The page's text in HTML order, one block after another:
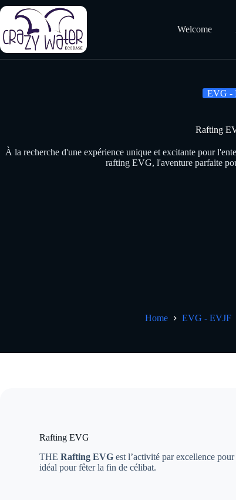
Skip
to
Welcome
EVG -
Rafting
À la recherche d'une expérience unique et excitante pour
rafting EVG, l'aventure parfaite
Home EVG - EVJF
Rafting EVG
THERafting EVG est l’activité par excellence
idéal pour fêter la fin de célibat.